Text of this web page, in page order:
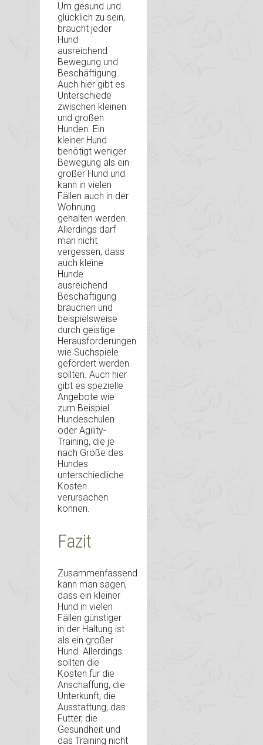
Um gesund und
glücklich zu sein,
braucht jeder
Hund
ausreichend
Bewegung und
Beschäftigung.
Auch hier gibt es
Unterschiede
zwischen kleinen
und großen
Hunden. Ein
kleiner Hund
benötigt weniger
Bewegung als ein
großer Hund und
kann in vielen
Fällen auch in der
Wohnung
gehalten werden.
Allerdings darf
man nicht
vergessen, dass
auch kleine
Hunde
ausreichend
Beschäftigung
brauchen und
beispielsweise
durch geistige
Herausforderungen
wie Suchspiele
gefördert werden
sollten. Auch hier
gibt es spezielle
Angebote wie
zum Beispiel
Hundeschulen
oder Agility-
Training, die je
nach Größe des
Hundes
unterschiedliche
Kosten
verursachen
können.
Fazit
Zusammenfassend
kann man sagen,
dass ein kleiner
Hund in vielen
Fällen günstiger
in der Haltung ist
als ein großer
Hund. Allerdings
sollten die
Kosten für die
Anschaffung, die
Unterkunft, die
Ausstattung, das
Futter, die
Gesundheit und
das Training nicht